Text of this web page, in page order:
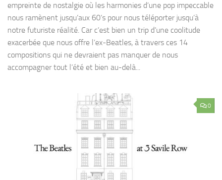
empreinte de nostalgie où les harmonies d’une pop impeccable
nous ramènent jusqu’aux 60’s pour nous téléporter jusqu’à
notre futuriste réalité. Car c’est bien un trip d’une coolitude
exacerbée que nous offre l’ex-Beatles, à travers ces 14
compositions qui ne devraient pas manquer de nous
accompagner tout l’été et bien au-delà...
0